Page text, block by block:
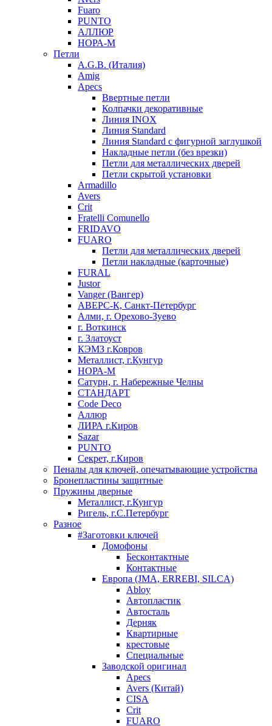
Fuaro
PUNTO
АЛЛЮР
НОРА-М
Петли
A.G.B. (Италия)
Amig
Apecs
Ввертные петли
Колпачки декоративные
Линия INOX
Линия Standard
Линия Standard с фигурной заглушкой
Накладные петли (без врезки)
Петли для металлических дверей
Петли скрытой установки
Armadillo
Avers
Crit
Fratelli Comunello
FRIDAVO
FUARO
Петли для металлических дверей
Петли накладные (карточные)
FURAL
Justor
Vanger (Вангер)
АВЕРС-К, Санкт-Петербург
Алми, г. Орехово-Зуево
г. Воткинск
г. Златоуст
КЭМЗ г.Ковров
Металлист, г.Кунгур
НОРА-М
Сатурн, г. Набережные Челны
СТАНДАРТ
Code Deco
Аллюр
ЛИРА г.Киров
Sazar
PUNTO
Секрет, г.Киров
Пеналы для ключей, опечатывающие устройства
Бронепластины защитные
Пружины дверные
Металлист, г.Кунгур
Ригель, г.С.Петербург
Разное
#Заготовки ключей
Домофоны
Бесконтактные
Контактные
Европа (JMA, ERREBI, SILCA)
Abloy
Автопластик
Автосталь
Дерняк
Квартирные
крестовые
Специальные
Заводской оригинал
Apecs
Avers (Китай)
CISA
Crit
FUARO